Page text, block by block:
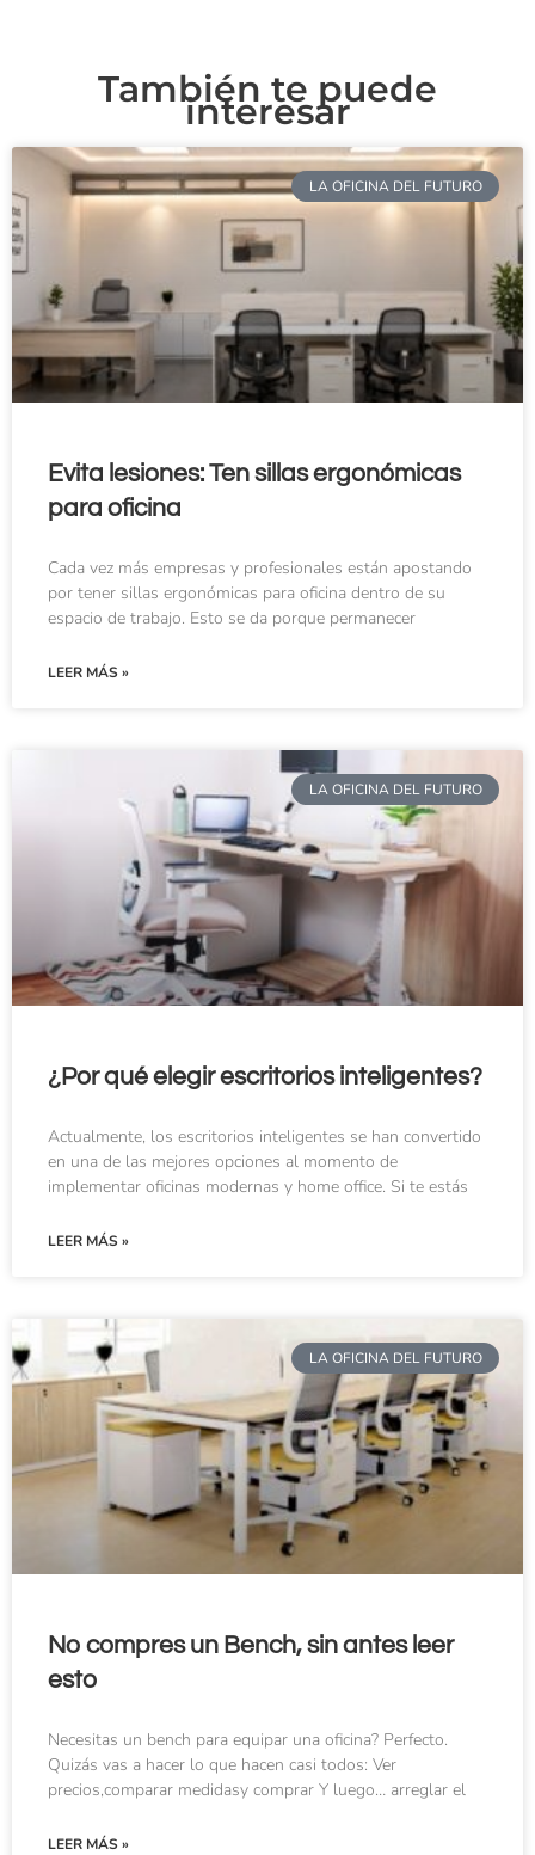
También te puede
interesar
LA OFICINA DEL FUTURO
Evita lesiones: Ten sillas ergonómicas
para oficina
Cada vez más empresas y profesionales están apostando
por tener sillas ergonómicas para oficina dentro de su
espacio de trabajo. Esto se da porque permanecer
LEER MÁS »
LA OFICINA DEL FUTURO
¿Por qué elegir escritorios inteligentes?
Actualmente, los escritorios inteligentes se han convertido
en una de las mejores opciones al momento de
implementar oficinas modernas y home office. Si te estás
LEER MÁS »
LA OFICINA DEL FUTURO
No compres un Bench, sin antes leer
esto
Necesitas un bench para equipar una oficina? Perfecto.
Quizás vas a hacer lo que hacen casi todos: Ver
precios,comparar medidasy comprar Y luego… arreglar el
LEER MÁS »